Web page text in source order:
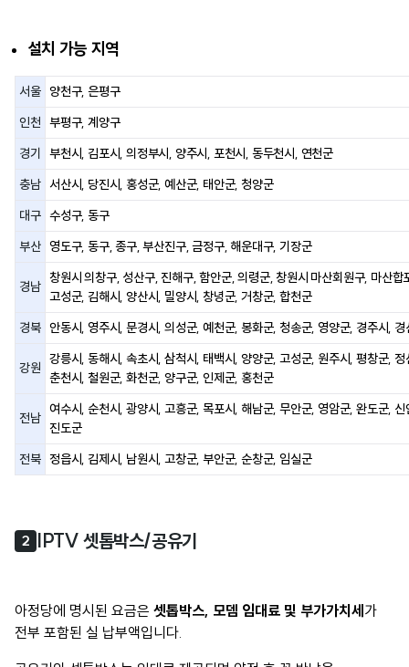
설치 가능 지역
서울 양천구, 은평구
인천 부평구, 계양구
경기 부천시, 김포시, 의정부시, 양주시, 포천시, 동두천시, 연천군
충남 서산시, 당진시, 홍성군, 예산군, 태안군, 청양군
대구 수성구, 동구
부산 영도구, 동구, 종구, 부산진구, 금정구, 해운대구, 기장군
경남
창원시 의창구, 성산구, 진해구, 함안군, 의령군, 창원시 마산회원구, 마산합
고성군, 김해시, 양산시, 밀양시, 창녕군, 거창군, 합천군
경북 안동시, 영주시, 문경시, 의성군, 예천군, 봉화군, 청송군, 영양군, 경주시,
강원
강릉시, 동해시, 속초시, 삼척시, 태백시, 양양군, 고성군, 원주시, 평창군,
춘천시, 철원군, 화천군, 양구군, 인제군, 홍천군
전남
여수시, 순천시, 광양시, 고흥군, 목포시, 해남군, 무안군, 영암군, 완도군,
진도군
전북 정읍시, 김제시, 남원시, 고창군, 부안군, 순창군, 임실군
2 IPTV 셋톱박스/공유기
아정당에 명시된 요금은 셋톱박스, 모뎀 임대료 및 부가가치세가
전부 포함된 실 납부액입니다.